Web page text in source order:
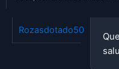
Rozasdotado50